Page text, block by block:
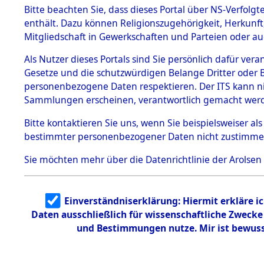
BESTÄNDE
1.
mente
5. Verschiedenes
5.3
Todesmärsche
5.3.1 Alliierte
Erhebungen
zu
Todesmärsch
en
5.3.2
Identifizierun
g
5.3.3
Todesmärsch
Dead -
Branch -
0330
Bitte beachten Sie, dass dieses Portal über NS-
enthält. Dazu können Religionszugehörigkeit,
Mitgliedschaft in Gewerkschaften und Parteien oder
Als Nutzer dieses Portals sind Sie persönlich dafür
Gesetze und die schutzwürdigen Belange Dritter
personenbezogene Daten respektieren. Der ITS
Sammlungen erscheinen, verantwortlich gemacht
Bitte kontaktieren Sie uns, wenn Sie beispielsweiser
bestimmter personenbezogener Daten nicht
Sie möchten mehr über die Datenrichtlinie der Arolsen
Einverständniserklärung: Hiermit erkläre
Daten ausschließlich für wissenschaftliche
und Bestimmungen nutze. Mir ist